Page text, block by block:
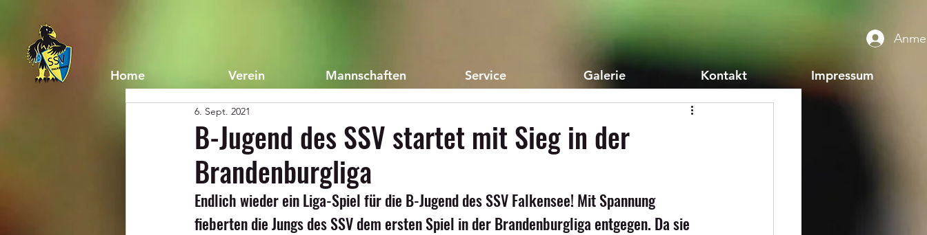
Home Verein Mannschaften Service Galerie Kontakt Impressum
B-Jugend des SSV startet mit Sieg in der
Brandenburgliga
6. Sept. 2021
Endlich wieder ein Liga-Spiel für die B-Jugend des SSV Falkensee! Mit Spannung
fieberten die Jungs des SSV dem ersten Spiel in der Brandenburgliga entgegen. Da sie